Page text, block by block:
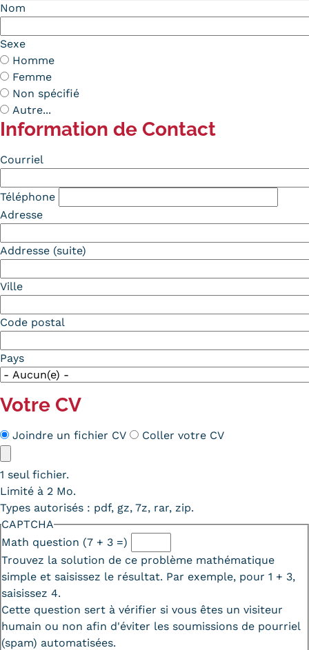
Nom
Sexe
Homme
Femme
Non spécifié
Autre...
Information de Contact
Contact
Courriel
Téléphone
Adresse
Addresse (suite)
Ville
Code postal
Pays
Votre CV
Méthode
CV
Joindre un fichier CV
Coller votre CV
1 seul fichier.
Limité à 2 Mo.
Types autorisés : pdf, gz, 7z, rar, zip.
CAPTCHA
Math question (7 + 3 =)
Trouvez la solution de ce problème mathématique
simple et saisissez le résultat. Par exemple, pour 1 + 3,
saisissez 4.
Cette question sert à vérifier si vous êtes un visiteur
humain ou non afin d'éviter les soumissions de pourriel
(spam) automatisées.